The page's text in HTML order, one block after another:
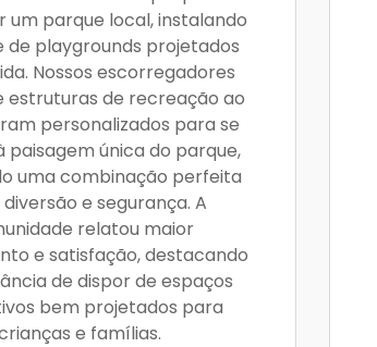
um parque local, instalando
de playgrounds projetados
Nossos escorregadores
estruturas de recreação ao
personalizados para se
paisagem única do parque,
uma combinação perfeita
e segurança. A
relatou maior
e satisfação, destacando
de dispor de espaços
bem projetados para
e famílias.